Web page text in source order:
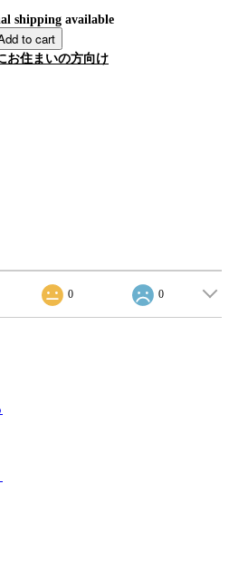
shipping available
to cart
お住まいの方向け
0 0